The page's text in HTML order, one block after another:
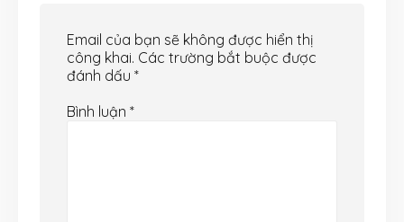
Email của bạn sẽ không được hiển thị
công khai. Các trường bắt buộc được
đánh dấu *
Bình luận *